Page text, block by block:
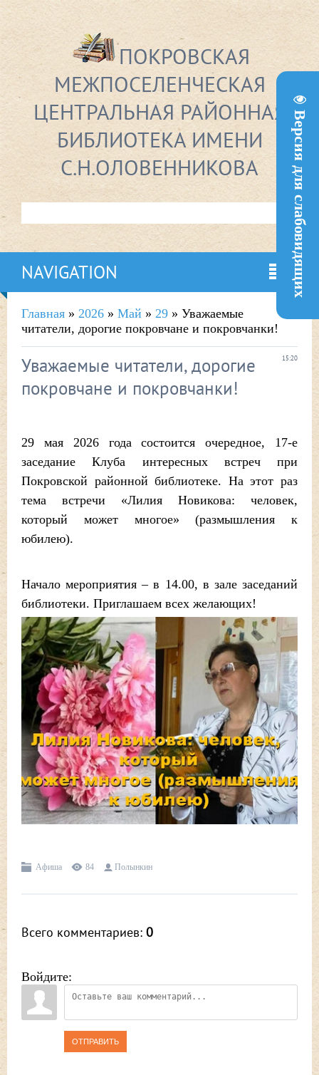
Версия для слабовидящих
ПОКРОВСКАЯ
МЕЖПОСЕЛЕНЧЕСКАЯ
ЦЕНТРАЛЬНАЯ РАЙОННАЯ
БИБЛИОТЕКА ИМЕНИ
С.Н.ОЛОВЕННИКОВА
NAVIGATION
Главная » 2026 » Май » 29 » Уважаемые
читатели, дорогие покровчане и покровчанки!
15:20
Уважаемые читатели, дорогие
покровчане и покровчанки!
29 мая 2026 года состоится очередное, 17-е
заседание Клуба интересных встреч при
Покровской районной библиотеке. На этот раз
тема встречи «Лилия Новикова: человек,
который может многое» (размышления к
юбилею).
Начало мероприятия – в 14.00, в зале заседаний
библиотеки. Приглашаем всех желающих!
Афиша 84 Полынкин
Всего комментариев: 0
Войдите:
ОТПРАВИТЬ